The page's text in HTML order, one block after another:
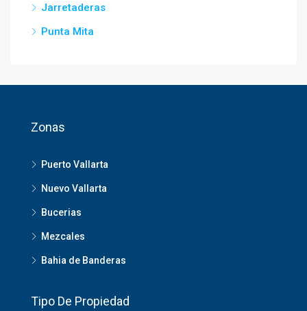
Jarretaderas
Punta Mita
Zonas
Puerto Vallarta
Nuevo Vallarta
Bucerias
Mezcales
Bahia de Banderas
Tipo De Propiedad